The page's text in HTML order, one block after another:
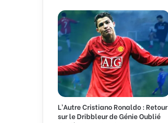
a
d
r
e
s
e
m
a
i
L’Autre Cristiano Ronaldo : Retour
sur le Dribbleur de Génie Oublié